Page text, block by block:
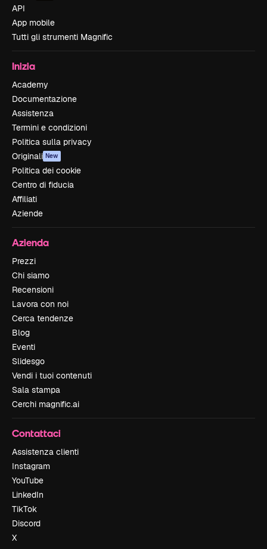
API
App mobile
Tutti gli strumenti Magnific
Inizia
Academy
Documentazione
Assistenza
Termini e condizioni
Politica sulla privacy
Originali New
Politica dei cookie
Centro di fiducia
Affiliati
Aziende
Azienda
Prezzi
Chi siamo
Recensioni
Lavora con noi
Cerca tendenze
Blog
Eventi
Slidesgo
Vendi i tuoi contenuti
Sala stampa
Cerchi magnific.ai
Contattaci
Assistenza clienti
Instagram
YouTube
LinkedIn
TikTok
Discord
X